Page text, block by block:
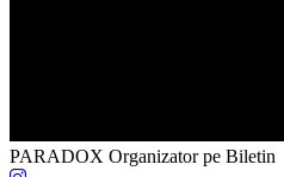
PARADOX Organizator pe Biletin